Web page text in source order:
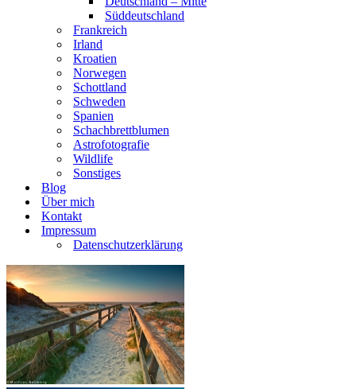
Süddeutschland
Frankreich
Irland
Kroatien
Norwegen
Schottland
Schweden
Spanien
Schachbrettblumen
Astrofotografie
Wildlife
Sonstiges
Blog
Über mich
Kontakt
Impressum
Datenschutzerklärung